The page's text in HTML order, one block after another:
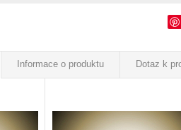
Informace o produktu Dotaz k